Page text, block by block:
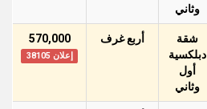
وثاني
شقة
دبلكسية
أول
وثاني
أربع غرف 570,000
إعلان 38105